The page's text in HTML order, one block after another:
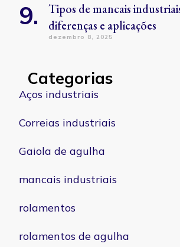
Tipos de mancais
diferenças e aplicações
dezembro 8, 2025
Categorias
Aços industriais
Correias industriais
Gaiola de agulha
mancais industriais
rolamentos
rolamentos de agulha